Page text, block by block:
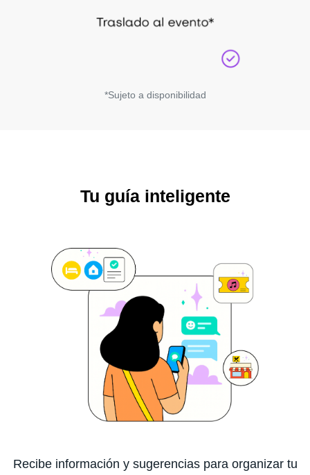
*Sujeto a disponibilidad
Tu guía inteligente
Recibe información y sugerencias para organizar tu